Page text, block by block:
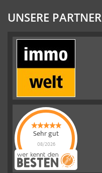
UNSERE PARTNER
Sehr gut
08/2026
Emslander
Immobilien GMBH